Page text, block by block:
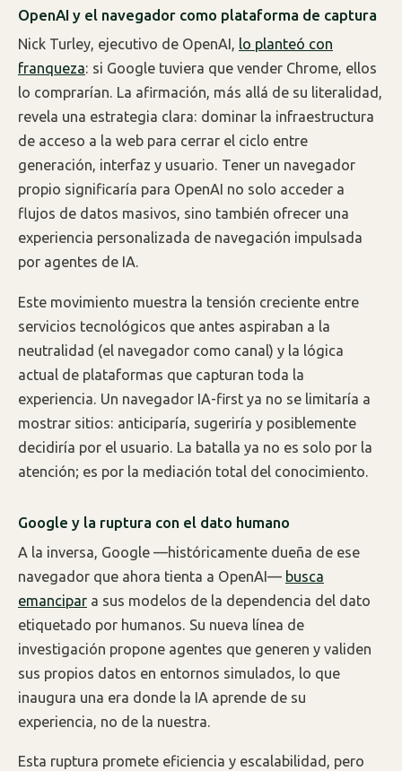
OpenAI y el navegador como plataforma de captura
Nick Turley, ejecutivo de OpenAI, lo planteó con
franqueza: si Google tuviera que vender Chrome, ellos
lo comprarían. La afirmación, más allá de su literalidad,
revela una estrategia clara: dominar la infraestructura
de acceso a la web para cerrar el ciclo entre
generación, interfaz y usuario. Tener un navegador
propio significaría para OpenAI no solo acceder a
flujos de datos masivos, sino también ofrecer una
experiencia personalizada de navegación impulsada
por agentes de IA.
Este movimiento muestra la tensión creciente entre
servicios tecnológicos que antes aspiraban a la
neutralidad (el navegador como canal) y la lógica
actual de plataformas que capturan toda la
experiencia. Un navegador IA-first ya no se limitaría a
mostrar sitios: anticiparía, sugeriría y posiblemente
decidiría por el usuario. La batalla ya no es solo por la
atención; es por la mediación total del conocimiento.
Google y la ruptura con el dato humano
A la inversa, Google —históricamente dueña de ese
navegador que ahora tienta a OpenAI— busca
emancipar a sus modelos de la dependencia del dato
etiquetado por humanos. Su nueva línea de
investigación propone agentes que generen y validen
sus propios datos en entornos simulados, lo que
inaugura una era donde la IA aprende de su
experiencia, no de la nuestra.
Esta ruptura promete eficiencia y escalabilidad, pero